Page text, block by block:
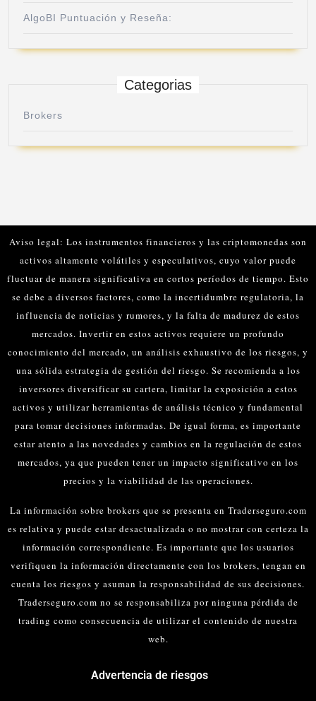
AlgoBI Puntuación y Reseña:
Categorias
Brokers
Aviso legal: Los instrumentos financieros y las criptomonedas son
activos altamente volátiles y especulativos, cuyo valor puede
fluctuar de manera significativa en cortos períodos de tiempo. Esto
se debe a diversos factores, como la incertidumbre regulatoria, la
influencia de noticias y rumores, y la falta de madurez de estos
mercados. Invertir en estos activos requiere un profundo
conocimiento del mercado, un análisis exhaustivo de los riesgos, y
una sólida estrategia de gestión del riesgo. Se recomienda a los
inversores diversificar su cartera, limitar la exposición a estos
activos y utilizar herramientas de análisis técnico y fundamental
para tomar decisiones informadas. De igual forma, es importante
estar atento a las novedades y cambios en la regulación de estos
mercados, ya que pueden tener un impacto significativo en los
precios y la viabilidad de las operaciones.
La información sobre brokers que se presenta en Traderseguro.com
es relativa y puede estar desactualizada o no mostrar con certeza la
información correspondiente. Es importante que los usuarios
verifiquen la información directamente con los brokers, tengan en
cuenta los riesgos y asuman la responsabilidad de sus decisiones.
Traderseguro.com no se responsabiliza por ninguna pérdida de
trading como consecuencia de utilizar el contenido de nuestra
web.
Advertencia de riesgos